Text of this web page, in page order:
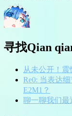
寻找Qian
从未公开！震
Re0: 当表达
E2M1？
聊一聊我们最